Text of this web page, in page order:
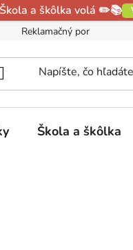
Škola a škôlka volá ✏️📚
Reklamačný poriadok
Škola a škôlka